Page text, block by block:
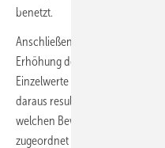
benetzt.
Anschließend erfolgt ein
Erhöhung des
Einzelwerte erfasst und ein
daraus resultierende mittlere
welchen Bewertungsgruppen
zugeordnet wird.